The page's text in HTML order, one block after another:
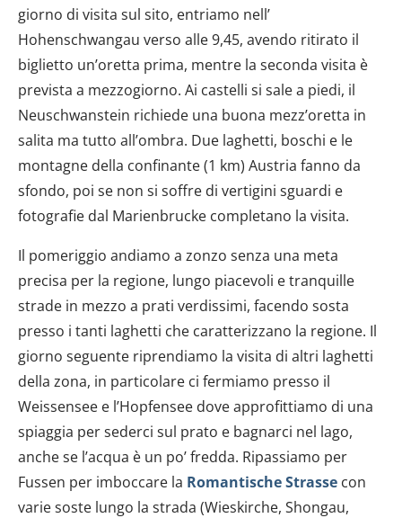
giorno di visita sul sito, entriamo nell’
Hohenschwangau verso alle 9,45, avendo ritirato il
biglietto un’oretta prima, mentre la seconda visita è
prevista a mezzogiorno. Ai castelli si sale a piedi, il
Neuschwanstein richiede una buona mezz’oretta in
salita ma tutto all’ombra. Due laghetti, boschi e le
montagne della confinante (1 km) Austria fanno da
sfondo, poi se non si soffre di vertigini sguardi e
fotografie dal Marienbrucke completano la visita.
Il pomeriggio andiamo a zonzo senza una meta
precisa per la regione, lungo piacevoli e tranquille
strade in mezzo a prati verdissimi, facendo sosta
presso i tanti laghetti che caratterizzano la regione. Il
giorno seguente riprendiamo la visita di altri laghetti
della zona, in particolare ci fermiamo presso il
Weissensee e l’Hopfensee dove approfittiamo di una
spiaggia per sederci sul prato e bagnarci nel lago,
anche se l’acqua è un po’ fredda. Ripassiamo per
Fussen per imboccare la Romantische Strasse con
varie soste lungo la strada (Wieskirche, Shongau,